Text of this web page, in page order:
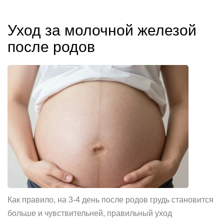
Уход за молочной железой
после родов
Как правило, на 3-4 день после родов грудь становится
больше и чувствительней, правильный уход